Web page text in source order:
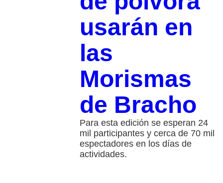
usarán en
las
Morismas
de Bracho
Para esta edición se esperan 24
mil participantes y cerca de 70 mil
espectadores en los días de
actividades.